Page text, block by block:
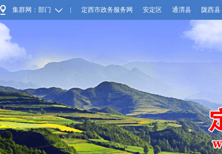
集群网：部门 | 定西市政务服务网 安定区 通渭县 陇西县